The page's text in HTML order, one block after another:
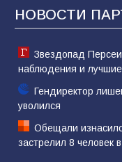
81
НОВОСТИ
Звездопад
наблюдения и
Гендиректор
уволился
Обещали
застрелил 8 человек